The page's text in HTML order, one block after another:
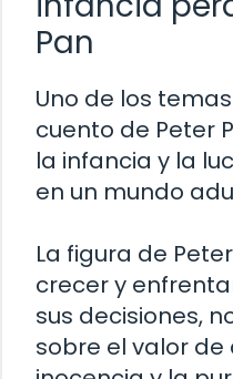
Pan
Uno de los
cuento de Peter
la infancia y la
en un mundo
La figura de
crecer y
sus decisiones,
sobre el valor de